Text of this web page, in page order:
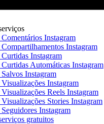
Instagram
Instagram
Instagram
Automáticas Instagram
Instagram
Instagram
Reels Instagram
Stories Instagram
Instagram
gratuitos